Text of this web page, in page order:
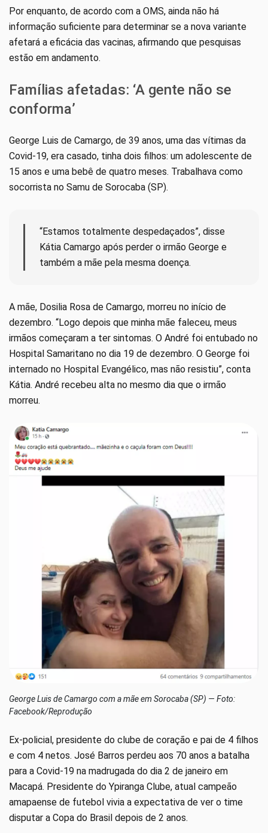
Por enquanto, de acordo com a OMS, ainda não há
informação suficiente para determinar se a nova variante
afetará a eficácia das vacinas, afirmando que pesquisas
estão em andamento.
Famílias afetadas: ‘A gente não se
conforma’
George Luis de Camargo, de 39 anos, uma das vítimas da
Covid-19, era casado, tinha dois filhos: um adolescente de
15 anos e uma bebê de quatro meses. Trabalhava como
socorrista no Samu de Sorocaba (SP).
“Estamos totalmente despedaçados”, disse
Kátia Camargo após perder o irmão George e
também a mãe pela mesma doença.
A mãe, Dosilia Rosa de Camargo, morreu no início de
dezembro. “Logo depois que minha mãe faleceu, meus
irmãos começaram a ter sintomas. O André foi entubado no
Hospital Samaritano no dia 19 de dezembro. O George foi
internado no Hospital Evangélico, mas não resistiu”, conta
Kátia. André recebeu alta no mesmo dia que o irmão
morreu.
George Luis de Camargo com a mãe em Sorocaba (SP) — Foto:
Facebook/Reprodução
Ex-policial, presidente do clube de coração e pai de 4 filhos
e com 4 netos. José Barros perdeu aos 70 anos a batalha
para a Covid-19 na madrugada do dia 2 de janeiro em
Macapá. Presidente do Ypiranga Clube, atual campeão
amapaense de futebol vivia a expectativa de ver o time
disputar a Copa do Brasil depois de 2 anos.